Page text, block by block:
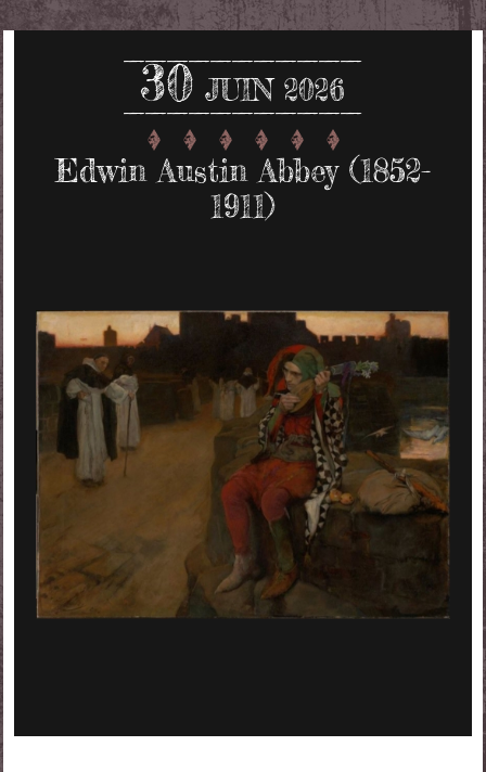
30 JUIN 2026
Edwin Austin Abbey (1852-
1911)